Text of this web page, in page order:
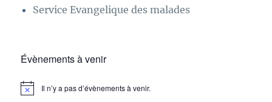
Service Evangelique des malades
Évènements à venir
N
Il n’y a pas d’évènements à venir.